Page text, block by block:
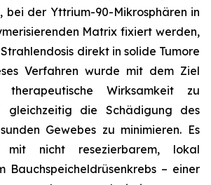
bei der Yttrium-90-Mikrosphären in
Matrix fixiert werden,
direkt in solide Tumore
Verfahren wurde mit dem Ziel
Wirksamkeit zu
gleichzeitig die Schädigung des
Gewebes zu minimieren. Es
mit nicht resezierbarem, lokal
Bauchspeicheldrüsenkrebs – einer